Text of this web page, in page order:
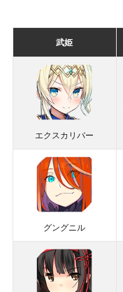
武姫
雷上動[潮浜]
スキル
武姫
エクスカリバー
グングニル